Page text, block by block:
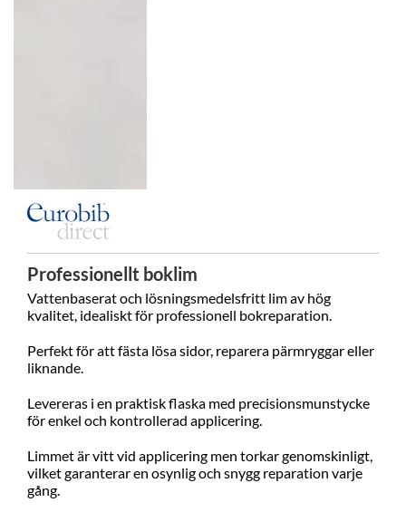
Professionellt boklim
Vattenbaserat och lösningsmedelsfritt lim av hög
kvalitet, idealiskt för professionell bokreparation.
Perfekt för att fästa lösa sidor, reparera pärmryggar eller
liknande.
Levereras i en praktisk flaska med precisionsmunstycke
för enkel och kontrollerad applicering.
Limmet är vitt vid applicering men torkar genomskinligt,
vilket garanterar en osynlig och snygg reparation varje
gång.